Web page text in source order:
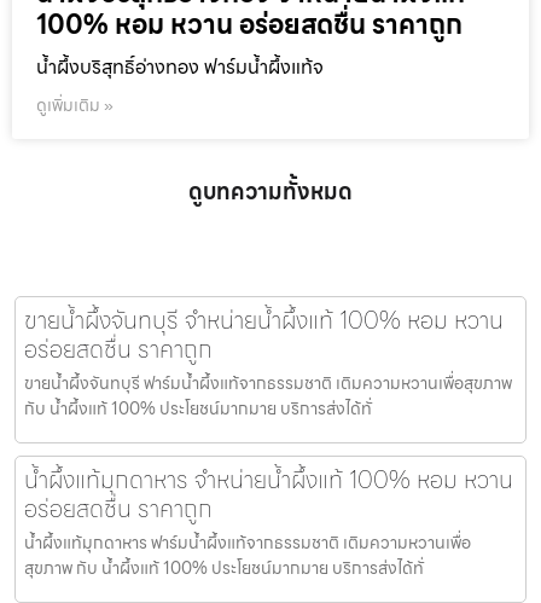
100% หอม หวาน อร่อยสดชื่น ราคาถูก
น้ำผึ้งบริสุทธิ์อ่างทอง ฟาร์มน้ำผึ้งแท้จ
ดูเพิ่มเติม »
ดูบทความทั้งหมด
ขายน้ำผึ้งจันทบุรี จำหน่ายน้ำผึ้งแท้ 100% หอม หวาน
อร่อยสดชื่น ราคาถูก
ขายน้ำผึ้งจันทบุรี ฟาร์มน้ำผึ้งแท้จากธรรมชาติ เติมความหวานเพื่อสุขภาพ
กับ น้ำผึ้งแท้ 100% ประโยชน์มากมาย บริการส่งได้ทั่
น้ำผึ้งแท้มุกดาหาร จำหน่ายน้ำผึ้งแท้ 100% หอม หวาน
อร่อยสดชื่น ราคาถูก
น้ำผึ้งแท้มุกดาหาร ฟาร์มน้ำผึ้งแท้จากธรรมชาติ เติมความหวานเพื่อ
สุขภาพ กับ น้ำผึ้งแท้ 100% ประโยชน์มากมาย บริการส่งได้ทั่